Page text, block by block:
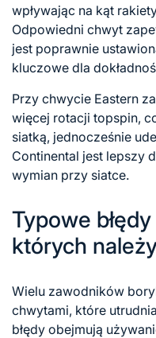
wpływając na kąt
Odpowiedni chwyt
jest poprawnie
kluczowe dla
Przy chwycie Eastern
więcej rotacji topspin,
siatką, jednocześnie
Continental jest lepszy
wymian przy siatce.
Typowe
których
Wielu zawodników
chwytami, które
błędy obejmują